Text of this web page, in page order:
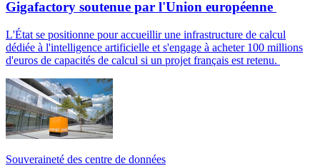
Gigafactory soutenue par l'Union européenne
L'État se positionne pour accueillir une infrastructure de calcul
dédiée à l'intelligence artificielle et s'engage à acheter 100 millions
d'euros de capacités de calcul si un projet français est retenu.
Souveraineté des centre de données